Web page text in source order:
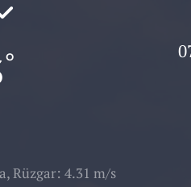
°
Rüzgar: 4.31 m/s